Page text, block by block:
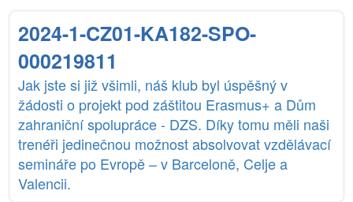
2024-1-CZ01-KA182-SPO-
000219811
Jak jste si již všimli, náš klub byl úspěšný v
žádosti o projekt pod záštitou Erasmus+ a Dům
zahraniční spolupráce - DZS. Díky tomu měli naši
trenéři jedinečnou možnost absolvovat vzdělávací
semináře po Evropě – v Barceloně, Celje a
Valencii.